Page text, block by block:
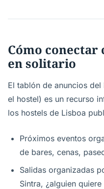
Cómo
en solitario
El tablón de anuncios
el hostel) es un recurso
los hostels de Lisboa
Próximos eventos
de bares, cenas,
Salidas organizadas
Sintra, ¿alguien